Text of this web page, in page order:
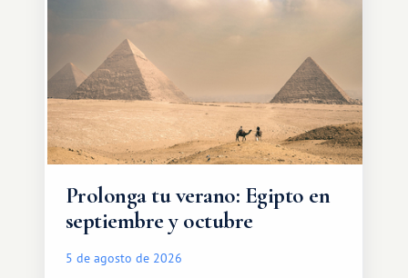
Prolonga tu verano: Egipto en
septiembre y octubre
5 de agosto de 2026